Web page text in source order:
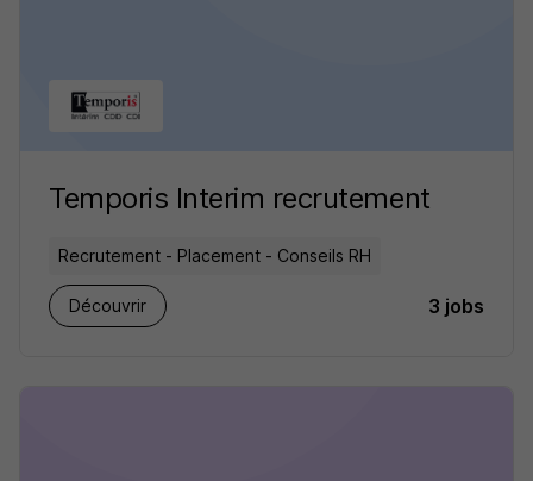
Temporis Interim recrutement
Recrutement - Placement - Conseils RH
Découvrir 3 jobs